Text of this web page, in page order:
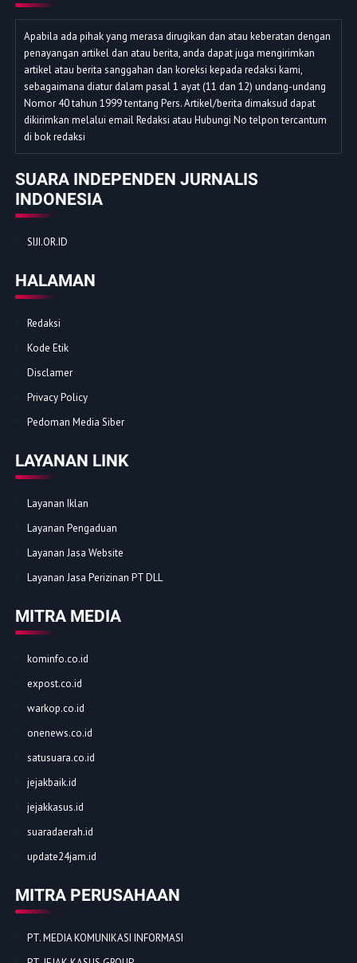
Apabila ada pihak yang merasa dirugikan dan atau keberatan dengan
penayangan artikel dan atau berita, anda dapat juga mengirimkan
artikel atau berita sanggahan dan koreksi kepada redaksi kami,
sebagaimana diatur dalam pasal 1 ayat (11 dan 12) undang-undang
Nomor 40 tahun 1999 tentang Pers. Artikel/berita dimaksud dapat
dikirimkan melalui email Redaksi atau Hubungi No telpon tercantum
di bok redaksi
SUARA INDEPENDEN JURNALIS
INDONESIA
SIJI.OR.ID
HALAMAN
Redaksi
Kode Etik
Disclamer
Privacy Policy
Pedoman Media Siber
LAYANAN LINK
Layanan Iklan
Layanan Pengaduan
Layanan Jasa Website
Layanan Jasa Perizinan PT DLL
MITRA MEDIA
kominfo.co.id
expost.co.id
warkop.co.id
onenews.co.id
satusuara.co.id
jejakbaik.id
jejakkasus.id
suaradaerah.id
update24jam.id
MITRA PERUSAHAAN
PT. MEDIA KOMUNIKASI INFORMASI